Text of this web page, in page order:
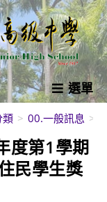
選單
類 > 00.一般訊息 >
度第1學期
民學生獎